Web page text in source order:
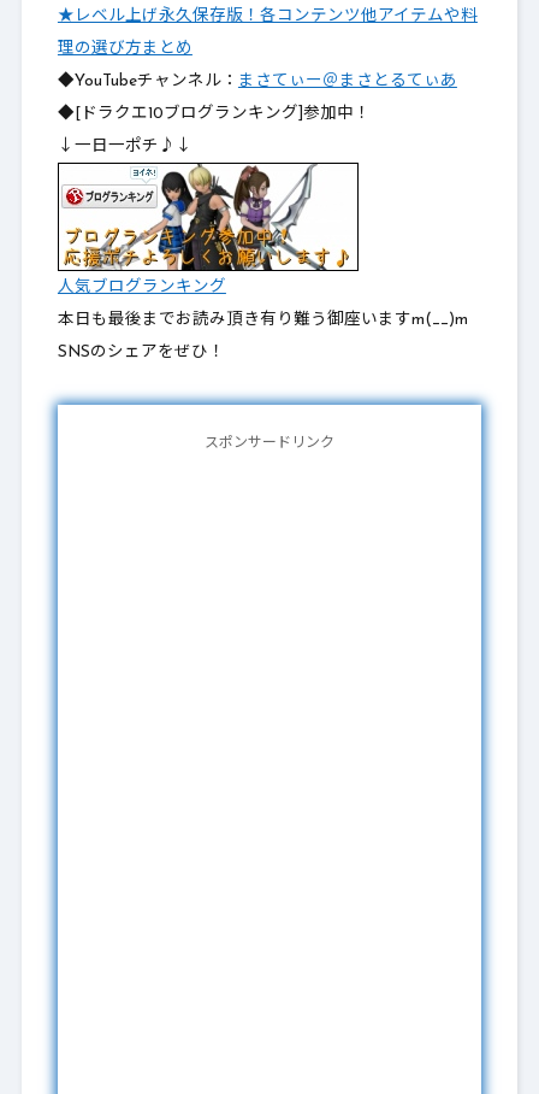
★レベル上げ永久保存版！各コンテンツ他アイテムや料
理の選び方まとめ
◆YouTubeチャンネル： まさてぃー＠まさとるてぃあ
◆[ドラクエ10ブログランキング]参加中！
↓一日一ポチ♪↓
人気ブログランキング
本日も最後までお読み頂き有り難う御座いますm(__)m
SNSのシェアをぜひ！
スポンサードリンク